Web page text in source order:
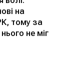
на
тому за
не міг